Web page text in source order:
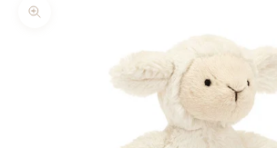
Zoomer sur l'image